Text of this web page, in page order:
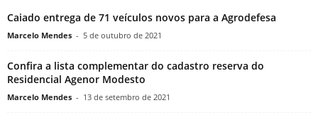
Caiado entrega de 71 veículos novos para a Agrodefesa
Marcelo Mendes - 5 de outubro de 2021
Confira a lista complementar do cadastro reserva do
Residencial Agenor Modesto
Marcelo Mendes - 13 de setembro de 2021